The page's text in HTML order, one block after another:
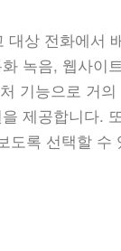
대상 전화에서
녹음, 웹사이
기능으로 거
제공합니다.
도록 선택할 수